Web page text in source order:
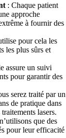
: Chaque patient
approche
à fournir des
pour cela les
les plus sûrs et
assure un suivi
pour garantir des
serez traité par un
de pratique dans
lasers.
que des
pour leur efficacité